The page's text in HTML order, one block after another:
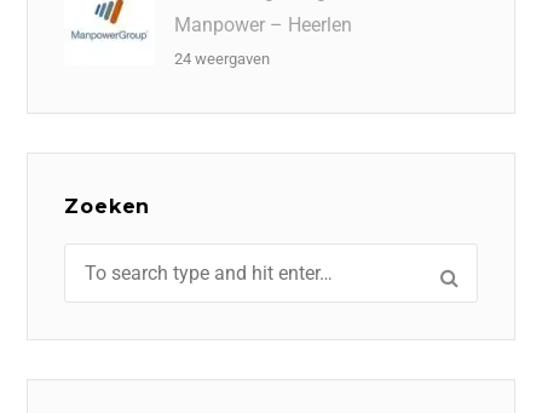
Manpower – Heerlen
24 weergaven
Zoeken